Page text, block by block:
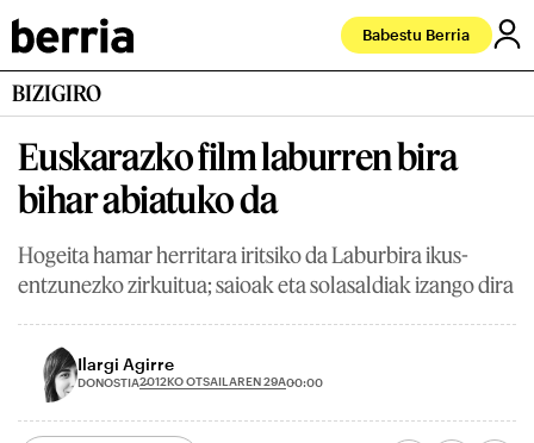
Babestu Berria
BIZIGIRO
Euskarazko film laburren bira
bihar abiatuko da
Hogeita hamar herritara iritsiko da Laburbira ikus-
entzunezko zirkuitua; saioak eta solasaldiak izango dira
Ilargi Agirre
DONOSTIA2012KO OTSAILAREN 29A00:00